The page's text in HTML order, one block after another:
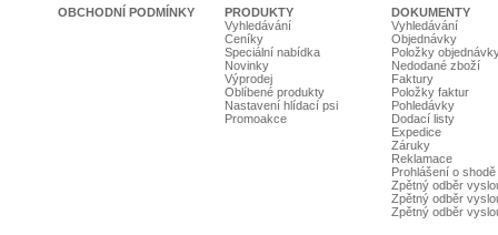
OBCHODNÍ PODMÍNKY
PRODUKTY
Vyhledávání
Ceníky
Speciální nabídka
Novinky
Výprodej
Oblíbené produkty
Nastavení hlídací psi
Promoakce
DOKUMENTY
Vyhledávání
Objednávky
Položky
Nedodané zboží
Faktury
Položky faktur
Pohledávky
Dodací listy
Expedice
Záruky
Reklamace
Prohlášení o shodě
Zpětný odběr
Zpětný odběr
Zpětný odběr